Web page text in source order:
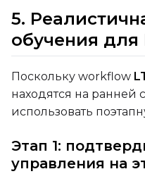
5.
обучения для
Поскольку workflow
находятся на ранней
использовать
Этап 1:
управления на